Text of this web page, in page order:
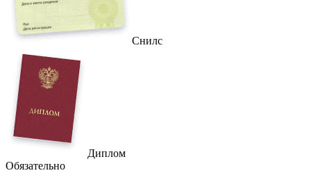
Снилс
Диплом
Обязательно